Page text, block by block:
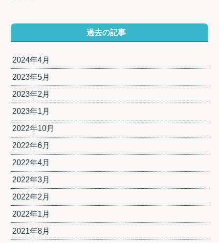
過去の記事
2024年4月
2023年5月
2023年2月
2023年1月
2022年10月
2022年6月
2022年4月
2022年3月
2022年2月
2022年1月
2021年8月